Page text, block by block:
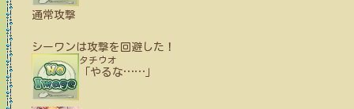
通常攻撃
シーワンは攻撃を回避した！
タチウオ
「やるな……